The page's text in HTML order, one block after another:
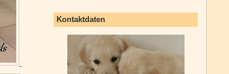
Kontaktdaten